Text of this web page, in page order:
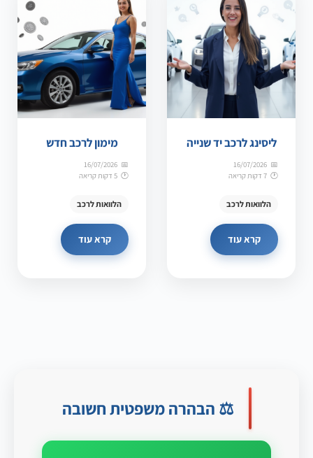
ליסינג לרכב יד שנייה
16/07/2026
7 דקות קריאה
הלוואות לרכב
קרא עוד
מימון לרכב חדש
16/07/2026
5 דקות קריאה
הלוואות לרכב
קרא עוד
⚖️ הבהרה משפטית חשובה